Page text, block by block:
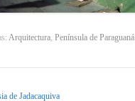
Arquitectura, Península de Paraguaná
de Jadacaquiva